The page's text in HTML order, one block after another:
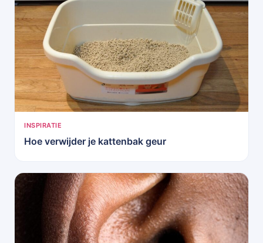
INSPIRATIE
Hoe verwijder je kattenbak geur